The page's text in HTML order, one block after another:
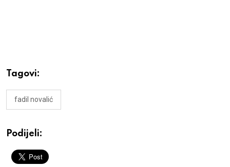
Tagovi:
fadil novalić
Podijeli: